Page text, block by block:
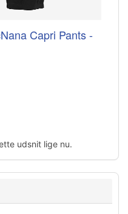
Capri Pants -
udsnit lige nu.